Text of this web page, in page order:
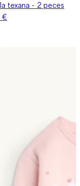
texana - 2 peces
€